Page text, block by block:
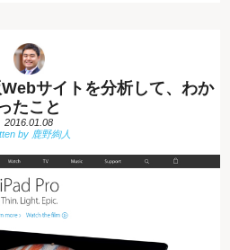
サイトを分析して、わか
たこと
2016.01.08